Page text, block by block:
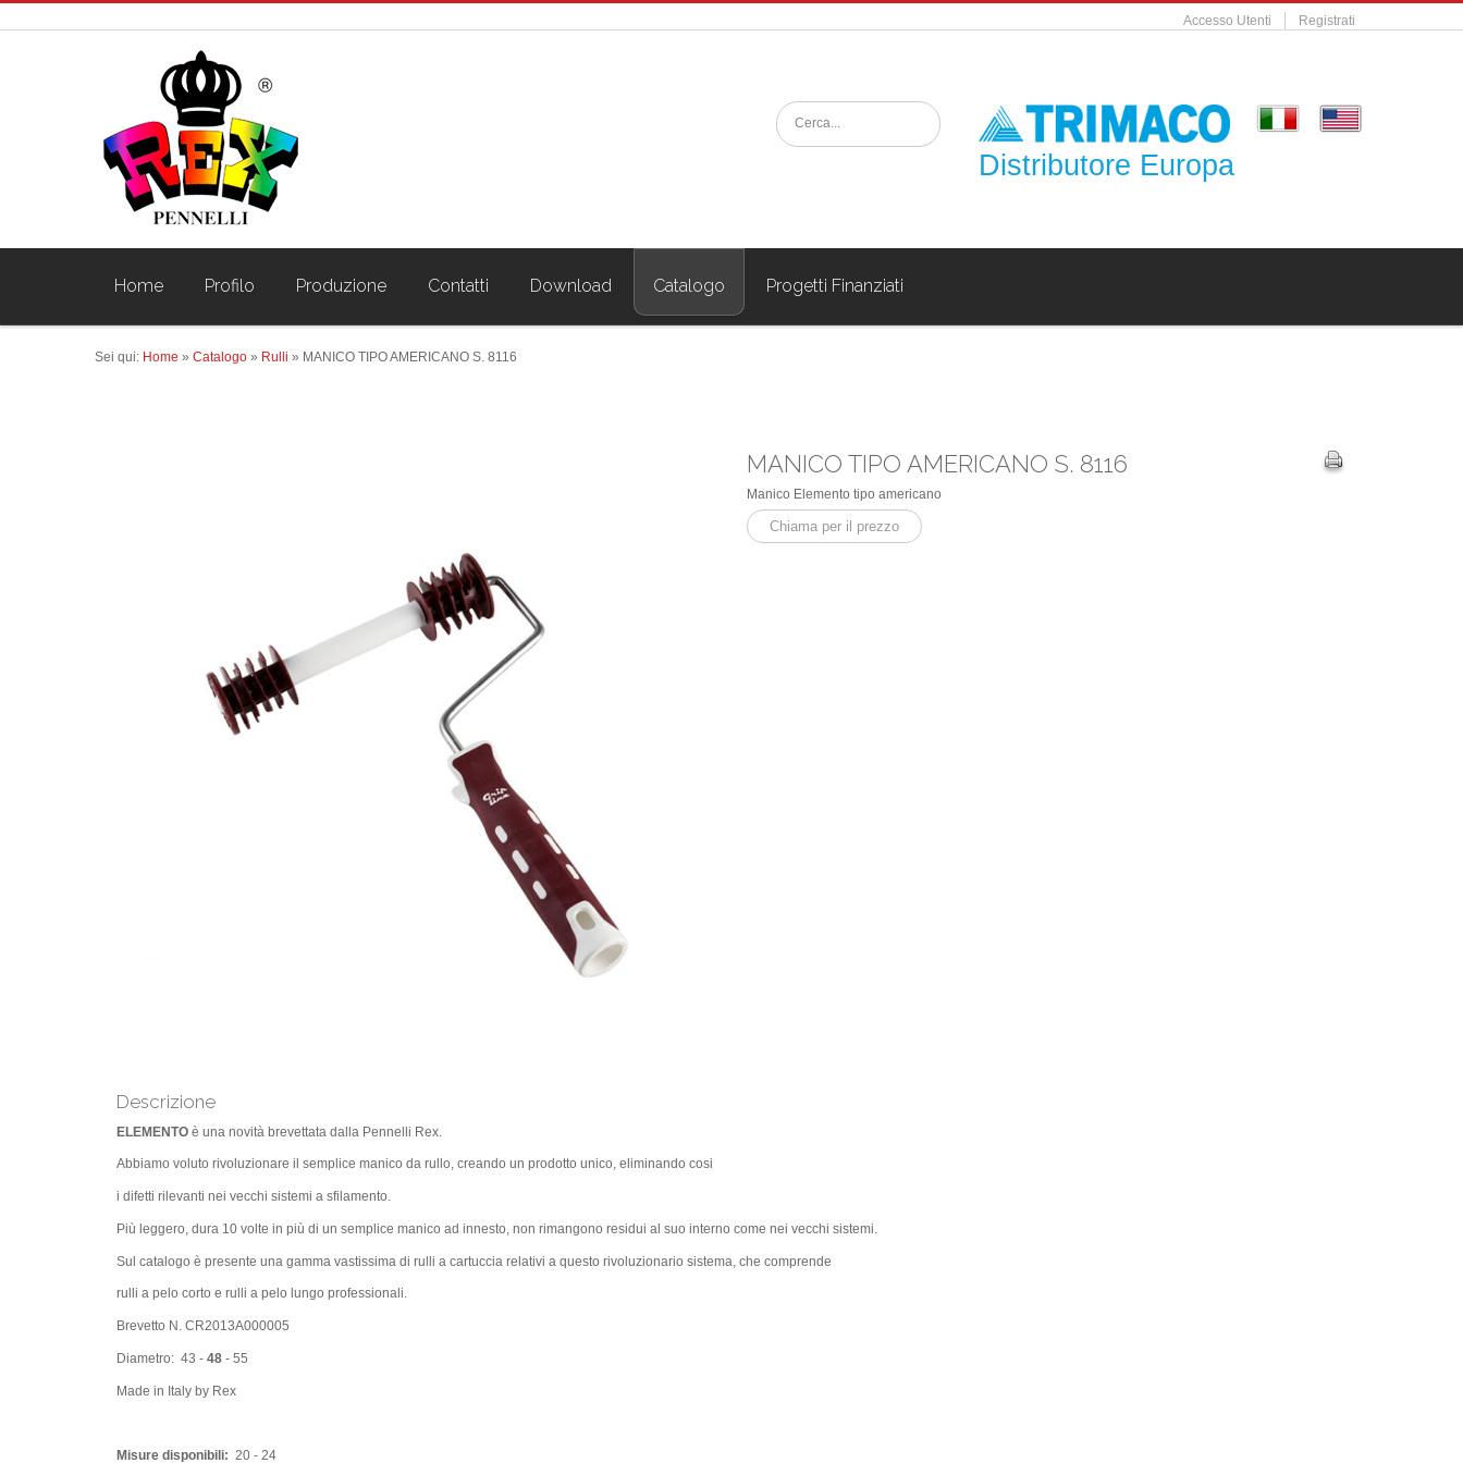
Accesso Utenti Registrati
Distributore Europa
Home Profilo Produzione Contatti Download Catalogo Progetti Finanziati
Sei qui: Home » Catalogo » Rulli » MANICO TIPO AMERICANO S. 8116
MANICO TIPO AMERICANO S. 8116
Manico Elemento tipo americano
Chiama per il prezzo
Descrizione
ELEMENTO è una novità brevettata dalla Pennelli Rex.
Abbiamo voluto rivoluzionare il semplice manico da rullo, creando un prodotto unico, eliminando cosi
i difetti rilevanti nei vecchi sistemi a sfilamento.
Più leggero, dura 10 volte in più di un semplice manico ad innesto, non rimangono residui al suo interno come nei vecchi sistemi.
Sul catalogo è presente una gamma vastissima di rulli a cartuccia relativi a questo rivoluzionario sistema, che comprende
rulli a pelo corto e rulli a pelo lungo professionali.
Brevetto N. CR2013A000005
Diametro: 43 - 48 - 55
Made in Italy by Rex
Misure disponibili: 20 - 24